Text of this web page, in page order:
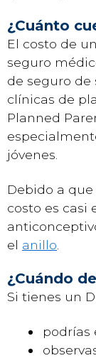
¿Cuánto
El costo de
seguro
de seguro de
clínicas de
Planned
jóvenes.
Debido a
costo es casi
el anillo
¿Cuándo
Si tienes un
podrías